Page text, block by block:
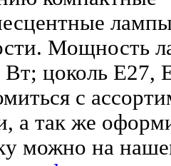
Мощность
цоколь E27,
с
а так же
можно на